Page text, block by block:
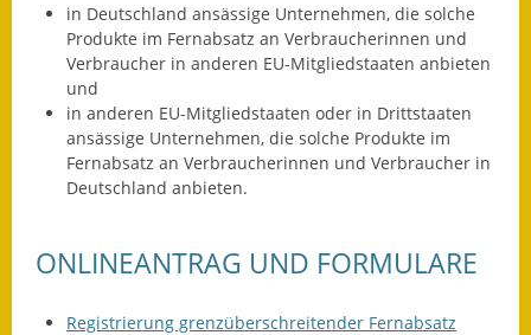
Leichte Sprache
Mitteilungsblatt
in Deutschland ansässige Unternehmen, die solche
Produkte im Fernabsatz an Verbraucherinnen und
Verbraucher in anderen EU-Mitgliedstaaten anbieten
und
in anderen EU-Mitgliedstaaten oder in Drittstaaten
ansässige Unternehmen, die solche Produkte im
Fernabsatz an Verbraucherinnen und Verbraucher in
Deutschland anbieten.
ONLINEANTRAG UND FORMULARE
Registrierung grenzüberschreitender Fernabsatz